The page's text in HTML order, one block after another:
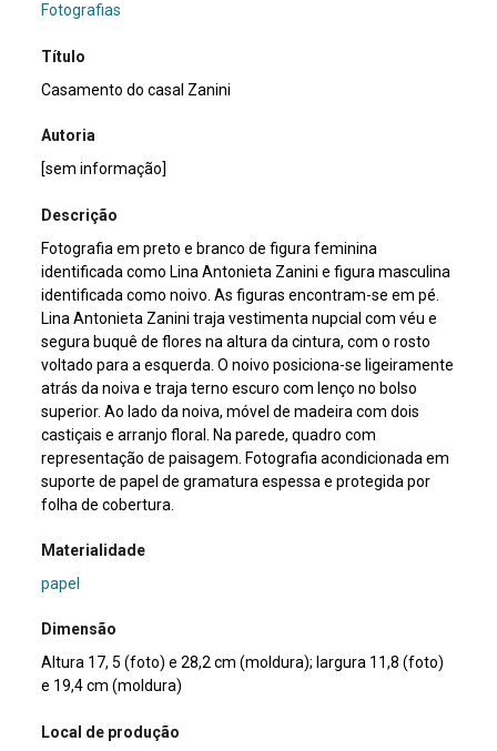
Fotografias
Título
Casamento do casal Zanini
Autoria
[sem informação]
Descrição
Fotografia em preto e branco de figura feminina
identificada como Lina Antonieta Zanini e figura masculina
identificada como noivo. As figuras encontram-se em pé.
Lina Antonieta Zanini traja vestimenta nupcial com véu e
segura buquê de flores na altura da cintura, com o rosto
voltado para a esquerda. O noivo posiciona-se ligeiramente
atrás da noiva e traja terno escuro com lenço no bolso
superior. Ao lado da noiva, móvel de madeira com dois
castiçais e arranjo floral. Na parede, quadro com
representação de paisagem. Fotografia acondicionada em
suporte de papel de gramatura espessa e protegida por
folha de cobertura.
Materialidade
papel
Dimensão
Altura 17, 5 (foto) e 28,2 cm (moldura); largura 11,8 (foto)
e 19,4 cm (moldura)
Local de produção